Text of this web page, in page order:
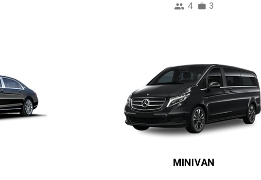
4 3
MINIVAN